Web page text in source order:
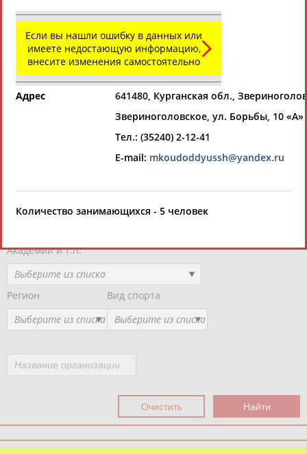
платформы за
сутки:
СВОДНЫЕ ИНДЕКСЫ
ТАБЛО АКТИВНОСТИ
РЕСУРСНАЯ ПЛОЩАДКА
Региональные спортивные организации
Выберите другой тип организаций
Академии и т.п.
Выберите из списка
Регион
Выберите из списка
Вид спорта
Выберите из списка
Муниципальное бюджетное образовательное
детей «Детско-юношеская спортивная школа»
школа»)
Если вы нашли ошибку в данных или
имеете недостающую информацию,
внесите изменения самостоятельно
Адрес
641480, Курганская обл.,
Звериноголовское, ул. Борьбы, 10 «А»
Тел.: (35240) 2-12-41
​E-mail: mkoudoddyussh@yandex.ru
Количество занимающихся - 5 человек